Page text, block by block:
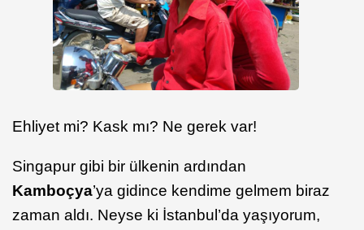
Ehliyet mi? Kask mı? Ne gerek var!
Singapur gibi bir ülkenin ardından
Kamboçya’ya gidince kendime gelmem biraz
zaman aldı. Neyse ki İstanbul’da yaşıyorum,